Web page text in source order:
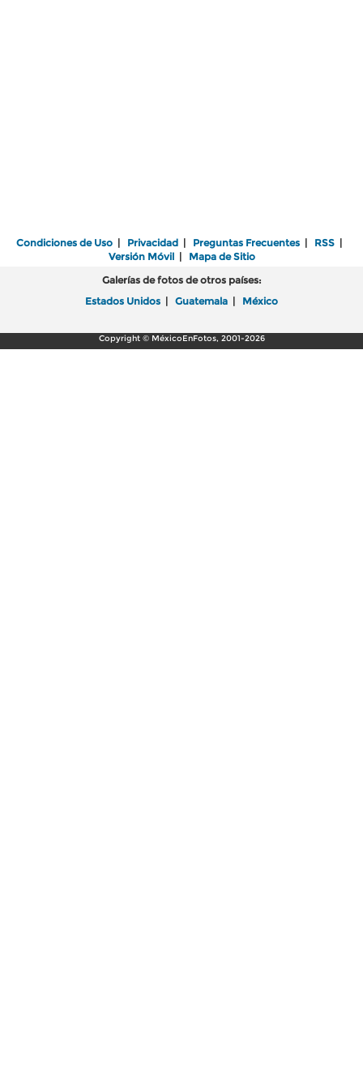
Condiciones de Uso | Privacidad | Preguntas Frecuentes | RSS |
Versión Móvil| Mapa de Sitio
Galerías de fotos de otros países:
Estados Unidos | Guatemala | México
Copyright © MéxicoEnFotos, 2001-2026